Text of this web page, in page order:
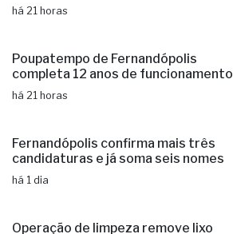
há 21 horas
Poupatempo de Fernandópolis
completa 12 anos de funcionamento
há 21 horas
Fernandópolis confirma mais três
candidaturas e já soma seis nomes
há 1 dia
Operação de limpeza remove lixo